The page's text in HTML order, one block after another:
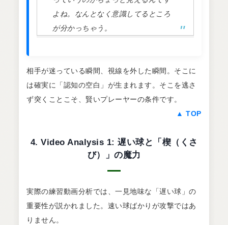
よね。なんとなく意識してるところ
が分かっちゃう。
相手が迷っている瞬間、視線を外した瞬間。そこに
は確実に「認知の空白」が生まれます。そこを逃さ
ず突くことこそ、賢いプレーヤーの条件です。
▲ TOP
4. Video Analysis 1: 遅い球と「楔（くさ
び）」の魔力
実際の練習動画分析では、一見地味な「遅い球」の
重要性が説かれました。速い球ばかりが攻撃ではあ
りません。